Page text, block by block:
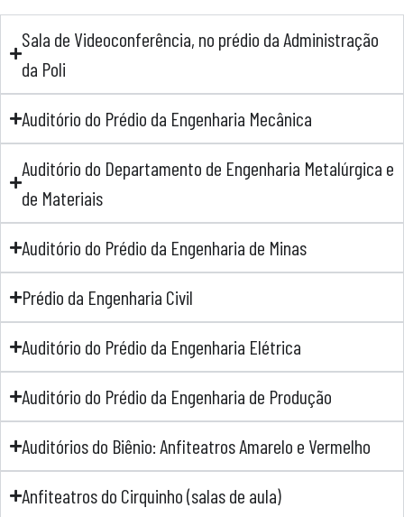
Sala de Videoconferência, no prédio da Administração
da Poli
Auditório do Prédio da Engenharia Mecânica
Auditório do Departamento de Engenharia Metalúrgica e
de Materiais
Auditório do Prédio da Engenharia de Minas
Prédio da Engenharia Civil
Auditório do Prédio da Engenharia Elétrica
Auditório do Prédio da Engenharia de Produção
Auditórios do Biênio: Anfiteatros Amarelo e Vermelho
Anfiteatros do Cirquinho (salas de aula)